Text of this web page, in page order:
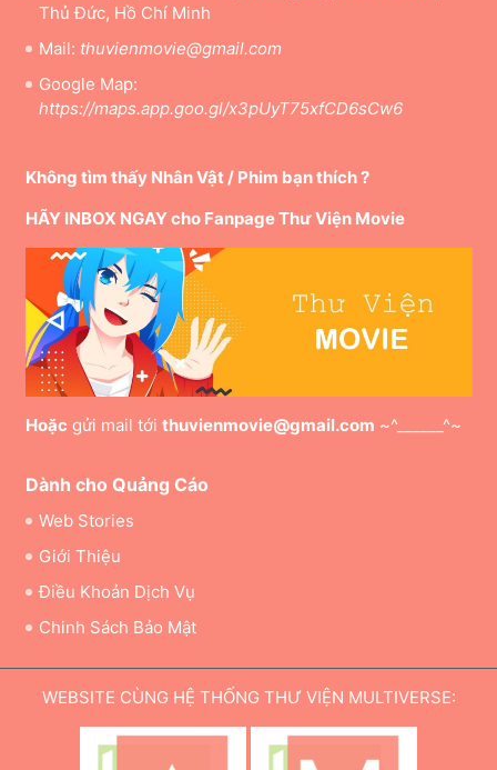
Thủ Đức, Hồ Chí Minh
Mail: thuvienmovie@gmail.com
Google Map:
https://maps.app.goo.gl/x3pUyT75xfCD6sCw6
Không tìm thấy Nhân Vật / Phim bạn thích ?
HÃY INBOX NGAY cho Fanpage Thư Viện Movie
Hoặc gửi mail tới thuvienmovie@gmail.com ~^______^~
Dành cho Quảng Cáo
Web Stories
Giới Thiệu
Điều Khoản Dịch Vụ
Chinh Sách Bảo Mật
WEBSITE CÙNG HỆ THỐNG THƯ VIỆN MULTIVERSE: